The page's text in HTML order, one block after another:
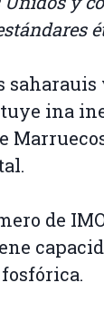
ina
de